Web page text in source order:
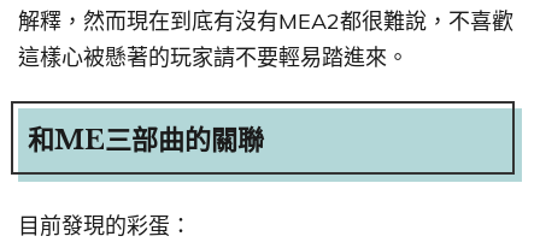
解釋，然而現在到底有沒有MEA2都很難說，不喜歡
這樣心被懸著的玩家請不要輕易踏進來。
和ME三部曲的關聯
目前發現的彩蛋：